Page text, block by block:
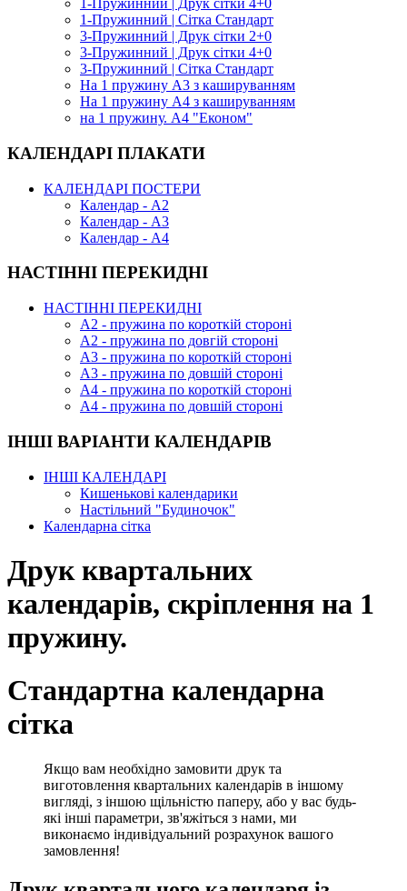
1-Пружинний | Друк сітки 4+0
1-Пружинний | Сітка Стандарт
3-Пружинний | Друк сітки 2+0
3-Пружинний | Друк сітки 4+0
3-Пружинний | Сітка Стандарт
На 1 пружину А3 з кашируванням
На 1 пружину А4 з кашируванням
на 1 пружину. А4 "Економ"
КАЛЕНДАРІ ПЛАКАТИ
КАЛЕНДАРІ ПОСТЕРИ
Календар - А2
Календар - А3
Календар - А4
НАСТІННІ ПЕРЕКИДНІ
НАСТІННІ ПЕРЕКИДНІ
А2 - пружина по короткій стороні
А2 - пружина по довгій стороні
А3 - пружина по короткій стороні
А3 - пружина по довшій стороні
А4 - пружина по короткій стороні
А4 - пружина по довшій стороні
ІНШІ ВАРІАНТИ КАЛЕНДАРІВ
ІНШІ КАЛЕНДАРІ
Кишенькові календарики
Настільний "Будиночок"
Календарна сітка
Друк квартальних
календарів, скріплення на 1
пружину.
Стандартна календарна
сітка
Якщо вам необхідно замовити друк та
виготовлення квартальних календарів в іншому
вигляді, з іншою щільністю паперу, або у вас будь-
які інші параметри, зв'яжіться з нами, ми
виконаємо індивідуальний розрахунок вашого
замовлення!